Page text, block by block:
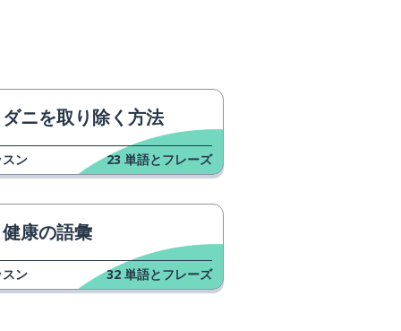
ダニを取り除く方法
スン 23 単語とフレーズ
健康の語彙
スン 32 単語とフレーズ